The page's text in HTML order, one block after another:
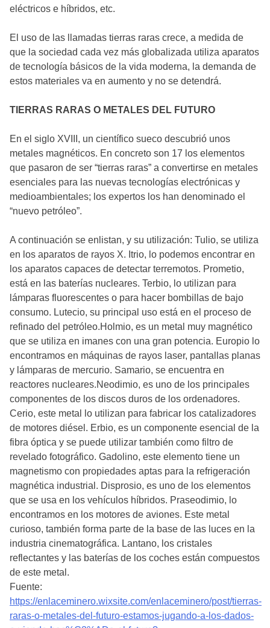
eléctricos e híbridos, etc.
El uso de las llamadas tierras raras crece, a medida de
que la sociedad cada vez más globalizada utiliza aparatos
de tecnología básicos de la vida moderna, la demanda de
estos materiales va en aumento y no se detendrá.
TIERRAS RARAS O METALES DEL FUTURO
En el siglo XVIII, un científico sueco descubrió unos
metales magnéticos. En concreto son 17 los elementos
que pasaron de ser “tierras raras” a convertirse en metales
esenciales para las nuevas tecnologías electrónicas y
medioambientales; los expertos los han denominado el
“nuevo petróleo”.
A continuación se enlistan, y su utilización: Tulio, se utiliza
en los aparatos de rayos X. Itrio, lo podemos encontrar en
los aparatos capaces de detectar terremotos. Prometio,
está en las baterías nucleares. Terbio, lo utilizan para
lámparas fluorescentes o para hacer bombillas de bajo
consumo. Lutecio, su principal uso está en el proceso de
refinado del petróleo.Holmio, es un metal muy magnético
que se utiliza en imanes con una gran potencia. Europio lo
encontramos en máquinas de rayos laser, pantallas planas
y lámparas de mercurio. Samario, se encuentra en
reactores nucleares.Neodimio, es uno de los principales
componentes de los discos duros de los ordenadores.
Cerio, este metal lo utilizan para fabricar los catalizadores
de motores diésel. Erbio, es un componente esencial de la
fibra óptica y se puede utilizar también como filtro de
revelado fotográfico. Gadolino, este elemento tiene un
magnetismo con propiedades aptas para la refrigeración
magnética industrial. Disprosio, es uno de los elementos
que se usa en los vehículos híbridos. Praseodimio, lo
encontramos en los motores de aviones. Este metal
curioso, también forma parte de la base de las luces en la
industria cinematográfica. Lantano, los cristales
reflectantes y las baterías de los coches están compuestos
de este metal.
Fuente:
https://enlaceminero.wixsite.com/enlaceminero/post/tierras-
raras-o-metales-del-futuro-estamos-jugando-a-los-dados-